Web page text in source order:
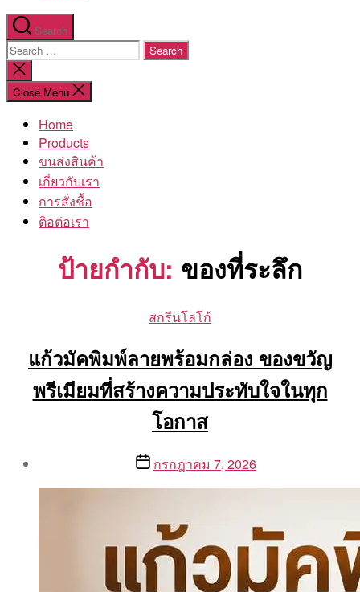
Search
Search
for:
Close
search
Close Menu
Home
Products
ขนส่งสินค้า
เกี่ยวกับเรา
การสั่งชื้อ
ติอต่อเรา
ป้ายกำกับ: ของที่ระลึก
Categories
สกรีนโลโก้
แก้วมัคพิมพ์ลายพร้อมกล่อง ของขวัญ
พรีเมียมที่สร้างความประทับใจในทุก
โอกาส
By
Postกรกฎาคม 7, 2026